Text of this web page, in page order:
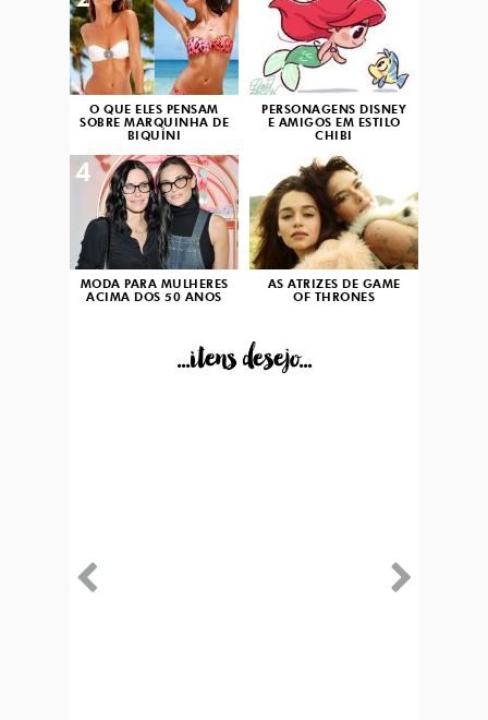
O QUE ELES PENSAM
SOBRE MARQUINHA DE
BIQUÍNI
PERSONAGENS DISNEY
E AMIGOS EM ESTILO
CHIBI
MODA PARA MULHERES
ACIMA DOS 50 ANOS
4
AS ATRIZES DE GAME
OF THRONES
...itens desejo...